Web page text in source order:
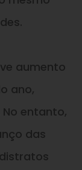
aumento
ano,
No entanto,
das